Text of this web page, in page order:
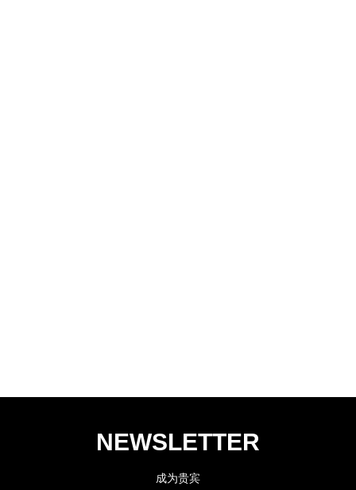
NEWSLETTER
成为贵宾